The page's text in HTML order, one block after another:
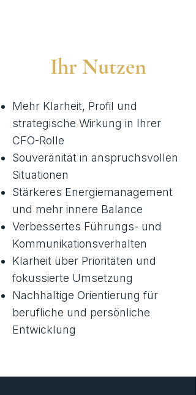
Ihr Nutzen
Mehr Klarheit, Profil und
strategische Wirkung in Ihrer
CFO-Rolle
Souveränität in anspruchsvollen
Situationen
Stärkeres Energiemanagement
und mehr innere Balance
Verbessertes Führungs- und
Kommunikationsverhalten
Klarheit über Prioritäten und
fokussierte Umsetzung
Nachhaltige Orientierung für
berufliche und persönliche
Entwicklung